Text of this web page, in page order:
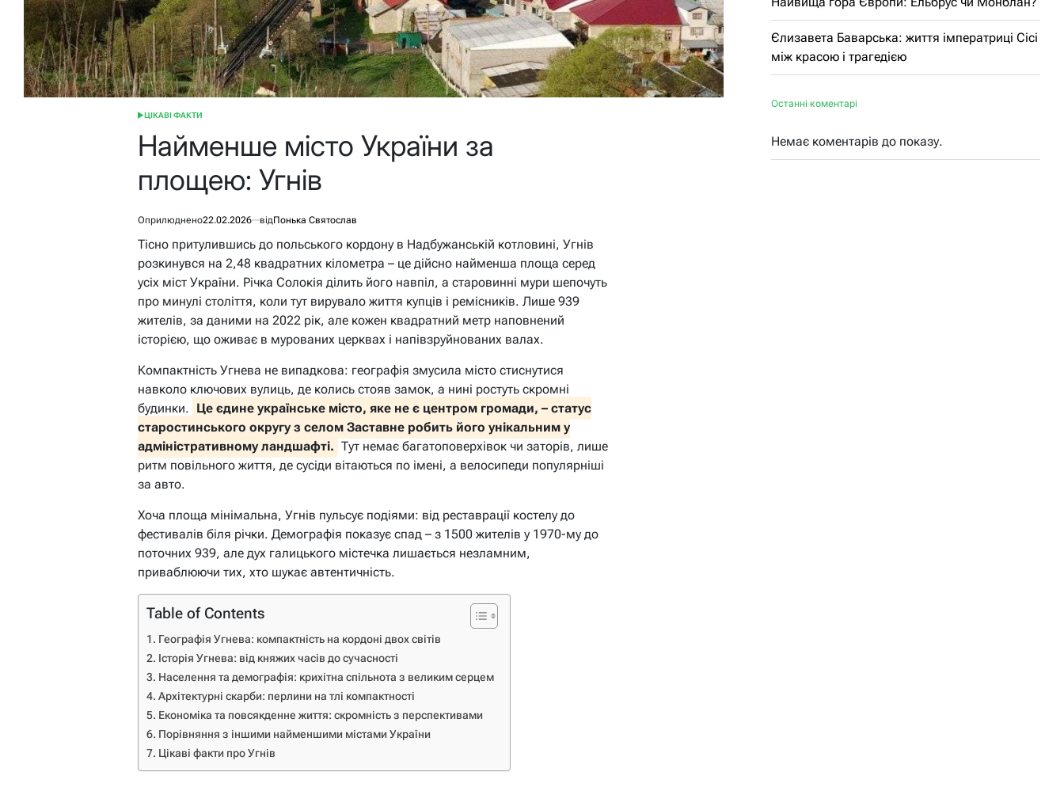
ОПУБЛІКУВАТИ
ЦІКАВІ ФАКТИ
Найменше місто України за
площею: Угнів
Оприлюднено22.02.2026 відПонька Святослав
Тісно притулившись до польського кордону в Надбужанській котловині, Угнів
розкинувся на 2,48 квадратних кілометра – це дійсно найменша площа серед
усіх міст України. Річка Солокія ділить його навпіл, а старовинні мури шепочуть
про минулі століття, коли тут вирувало життя купців і ремісників. Лише 939
жителів, за даними на 2022 рік, але кожен квадратний метр наповнений
історією, що оживає в мурованих церквах і напівзруйнованих валах.
Компактність Угнева не випадкова: географія змусила місто стиснутися
навколо ключових вулиць, де колись стояв замок, а нині ростуть скромні
будинки. Це єдине українське місто, яке не є центром громади, – статус
старостинського округу з селом Заставне робить його унікальним у
адміністративному ландшафті. Тут немає багатоповерхівок чи заторів, лише
ритм повільного життя, де сусіди вітаються по імені, а велосипеди популярніші
за авто.
Хоча площа мінімальна, Угнів пульсує подіями: від реставрації костелу до
фестивалів біля річки. Демографія показує спад – з 1500 жителів у 1970-му до
поточних 939, але дух галицького містечка лишається незламним,
приваблюючи тих, хто шукає автентичність.
Table of Contents
Географія Угнева: компактність на кордоні двох світів
Історія Угнева: від княжих часів до сучасності
Населення та демографія: крихітна спільнота з великим серцем
Архітектурні скарби: перлини на тлі компактності
Економіка та повсякденне життя: скромність з перспективами
Порівняння з іншими найменшими містами України
Цікаві факти про Угнів
Єлизавета Баварська: життя імператриці Сісі
між красою і трагедією
Останні коментарі
Немає коментарів до показу.